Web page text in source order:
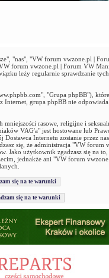
"nas", "VW forum vwzone.pl |
forum vwzone.pl | Forum VW
leży regularnie sprawdzanie
"Grupa phpBB"),
Internet, grupa phpBB nie
rasowe, religijne i
VAG'a" jest hostowane lub
Internetu zostanie przez
się, że administracja "VW
Jako użytkownik zgadzasz się na
jednakże ani "VW forum